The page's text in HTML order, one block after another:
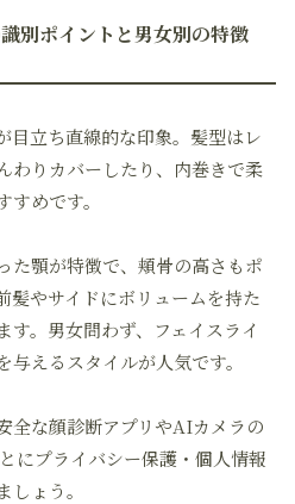
別ポイントと男女別の特徴
目立ち直線的な印象。髪型はレ
わりカバーしたり、内巻きで柔
めです。
た顎が特徴で、頬骨の高さもポ
髪やサイドにボリュームを持た
す。男女問わず、フェイスライ
えるスタイルが人気です。
全な顔診断アプリやAIカメラの
にプライバシー保護・個人情報
ょう。